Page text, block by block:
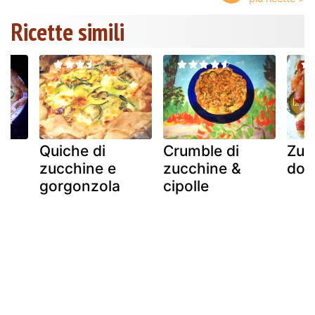
Ricette simili
Quiche di
zucchine e
gorgonzola
Crumble di
zucchine &
cipolle